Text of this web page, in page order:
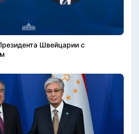
Швейцарии с